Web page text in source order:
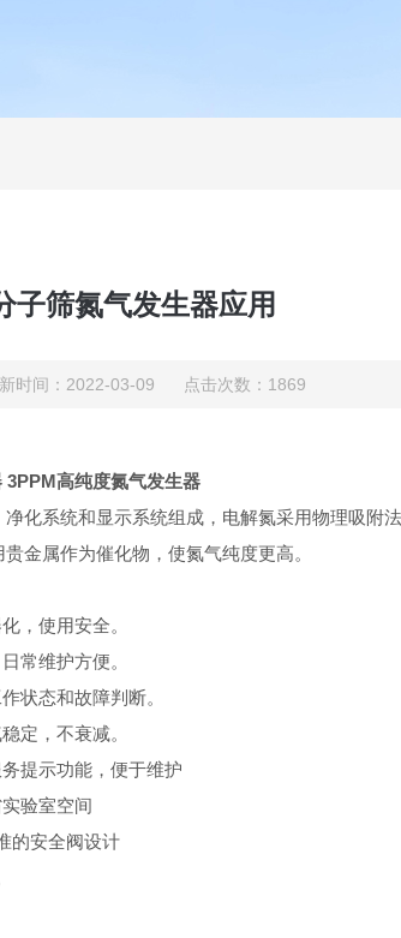
子筛氮气发生器应用
时间：2022-03-09 点击次数：1869
高纯度氮气发生器
化系统和显示系统组成，电解氮采用物理吸附
金属作为催化物，使氮气纯度更高。
，使用安全。
常维护方便。
状态和故障判断。
定，不衰减。
提示功能，便于维护
验室空间
的安全阀设计